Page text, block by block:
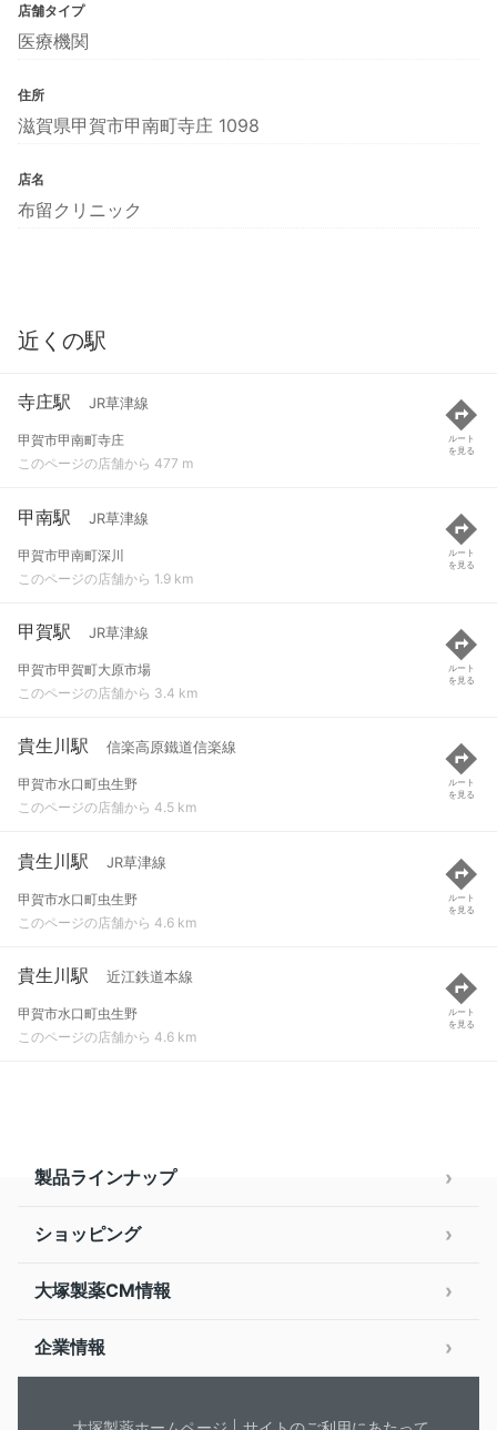
店舗タイプ
医療機関
住所
滋賀県甲賀市甲南町寺庄 1098
店名
布留クリニック
近くの駅
寺庄駅 JR草津線
甲賀市甲南町寺庄
このページの店舗から 477 m
ルート
を見る
甲南駅 JR草津線
甲賀市甲南町深川
このページの店舗から 1.9 km
ルート
を見る
甲賀駅 JR草津線
甲賀市甲賀町大原市場
このページの店舗から 3.4 km
ルート
を見る
貴生川駅 信楽高原鐵道信楽線
甲賀市水口町虫生野
このページの店舗から 4.5 km
ルート
を見る
貴生川駅 JR草津線
甲賀市水口町虫生野
このページの店舗から 4.6 km
ルート
を見る
貴生川駅 近江鉄道本線
甲賀市水口町虫生野
このページの店舗から 4.6 km
ルート
を見る
製品ラインナップ
ショッピング
大塚製薬CM情報
企業情報